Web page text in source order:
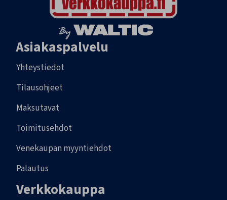
Asiakaspalvelu
Yhteystiedot
Tilausohjeet
Maksutavat
Toimitusehdot
Venekaupan myyntiehdot
Palautus
Verkkokauppa